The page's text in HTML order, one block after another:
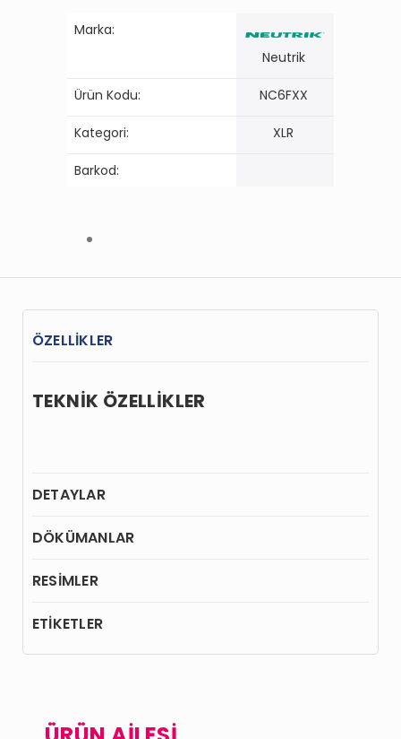
Marka:
Neutrik
Ürün Kodu: NC6FXX
Kategori: XLR
Barkod:
ÖZELLİKLER
TEKNİK ÖZELLİKLER
DETAYLAR
DÖKÜMANLAR
RESİMLER
ETİKETLER